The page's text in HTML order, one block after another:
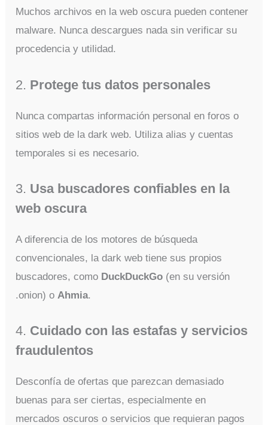
Muchos archivos en la web oscura pueden contener
malware. Nunca descargues nada sin verificar su
procedencia y utilidad.
2. Protege tus datos personales
Nunca compartas información personal en foros o
sitios web de la dark web. Utiliza alias y cuentas
temporales si es necesario.
3. Usa buscadores confiables en la
web oscura
A diferencia de los motores de búsqueda
convencionales, la dark web tiene sus propios
buscadores, como DuckDuckGo (en su versión
.onion) o Ahmia.
4. Cuidado con las estafas y servicios
fraudulentos
Desconfía de ofertas que parezcan demasiado
buenas para ser ciertas, especialmente en
mercados oscuros o servicios que requieran pagos